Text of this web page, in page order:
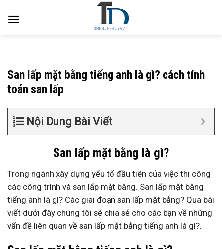
San lấp mặt bằng tiếng anh là gì? cách tính
toán san lấp
Nội Dung Bài Viết
San lấp mặt bằng là gì?
Trong ngành xây dựng yếu tố đầu tiên của việc thi công
các công trình và san lấp mặt bằng. San lấp mặt bằng
tiếng anh là gì? Các giai đoạn san lấp mặt bằng? Qua bài
viết dưới đây chúng tôi sẽ chia sẻ cho các bạn về những
vấn đề liên quan về san lấp mặt bằng tiếng anh là gì?.